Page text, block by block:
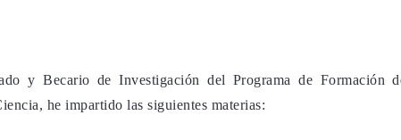
y Becario de Investigación del Programa de Formación
he impartido las siguientes materias: